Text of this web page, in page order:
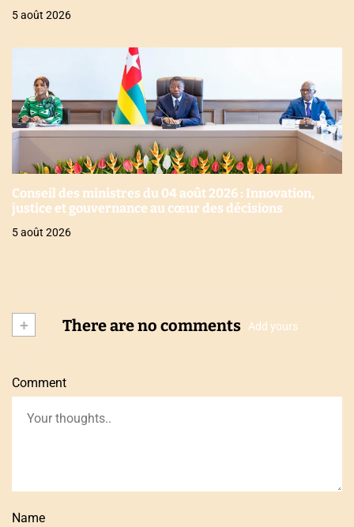
5 août 2026
Conseil des ministres du 04 août 2026 : Innovation,
justice et gouvernance au cœur des décisions
5 août 2026
+ There are no comments Add yours
Comment
Name